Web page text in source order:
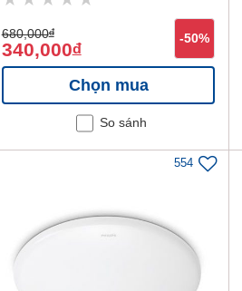
680,000đ
340,000đ
-50%
Chọn mua
So sánh
554